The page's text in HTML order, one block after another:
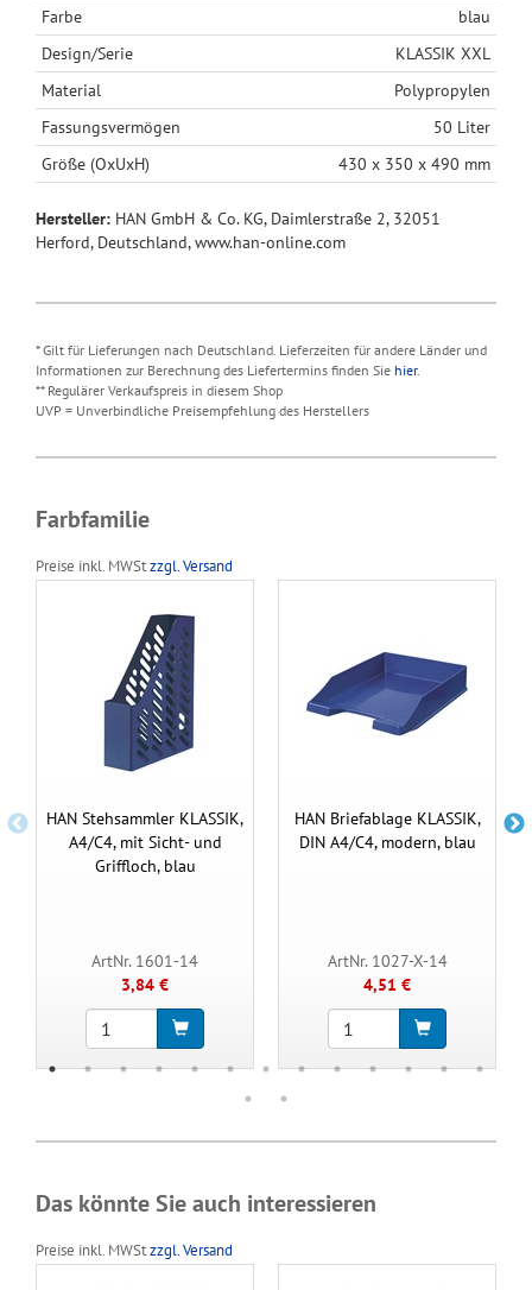
Farbe
blau
Design/Serie
KLASSIK XXL
Material
Polypropylen
Fassungsvermögen
50 Liter
Größe (OxUxH)
430 x 350 x 490 mm
Hersteller: HAN GmbH & Co. KG, Daimlerstraße 2, 32051
Herford, Deutschland, www.han-online.com
* Gilt für Lieferungen nach Deutschland. Lieferzeiten für andere Länder und
Informationen zur Berechnung des Liefertermins finden Sie hier.
** Regulärer Verkaufspreis in diesem Shop
UVP = Unverbindliche Preisempfehlung des Herstellers
Farbfamilie
Preise inkl. MWStzzgl. Versand
HAN Stehsammler KLASSIK,
A4/C4, mit Sicht- und
Griffloch, blau
ArtNr. 1601-14
3,84 €
HAN Briefablage KLASSIK,
DIN A4/C4, modern, blau
ArtNr. 1027-X-14
4,51 €
Das könnte Sie auch interessieren
Preise inkl. MWStzzgl. Versand